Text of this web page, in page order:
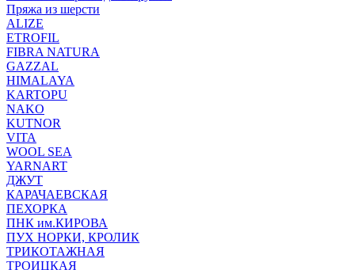
Пряжа из шерсти
ALIZE
ETROFIL
FIBRA NATURA
GAZZAL
HIMALAYA
KARTOPU
NAKO
KUTNOR
VITA
WOOL SEA
YARNART
ДЖУТ
КАРАЧАЕВСКАЯ
ПЕХОРКА
ПНК им.КИРОВА
ПУХ НОРКИ, КРОЛИК
ТРИКОТАЖНАЯ
ТРОИЦКАЯ